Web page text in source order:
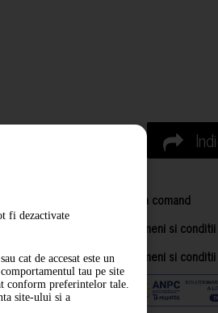
Cum comand
Termeni si conditii
Termeni si conditii
fi dezactivate
cat de accesat este un
tau pe site
conform preferintelor tale.
site-ului si a